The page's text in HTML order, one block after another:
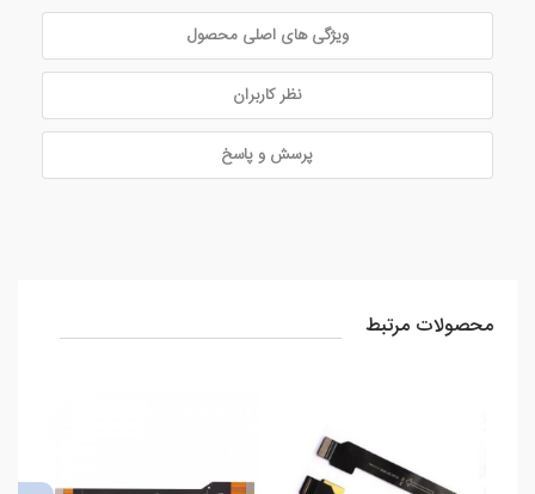
ویژگی های اصلی محصول
نظر کاربران
پرسش و پاسخ
محصولات مرتبط